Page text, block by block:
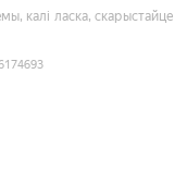
калі ласка, скарыстайце